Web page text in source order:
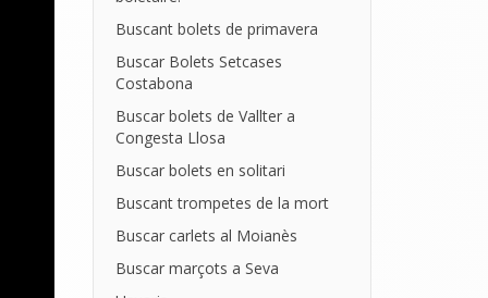
Buscant bolets de primavera
Buscar Bolets Setcases
Costabona
Buscar bolets de Vallter a
Congesta Llosa
Buscar bolets en solitari
Buscant trompetes de la mort
Buscar carlets al Moianès
Buscar marçots a Seva